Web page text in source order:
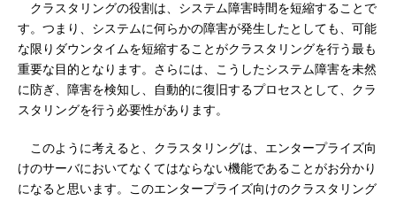
クラスタリングの役割は、システム障害時間を短縮することで
す。つまり、システムに何らかの障害が発生したとしても、可能
な限りダウンタイムを短縮することがクラスタリングを行う最も
重要な目的となります。さらには、こうしたシステム障害を未然
に防ぎ、障害を検知し、自動的に復旧するプロセスとして、クラ
スタリングを行う必要性があります。
このように考えると、クラスタリングは、エンタープライズ向
けのサーバにおいてなくてはならない機能であることがお分かり
になると思います。このエンタープライズ向けのクラスタリング